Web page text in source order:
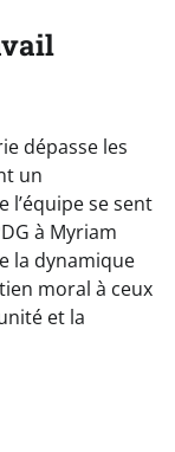
dépasse les
un
se sent
à Myriam
la dynamique
moral à ceux
et la